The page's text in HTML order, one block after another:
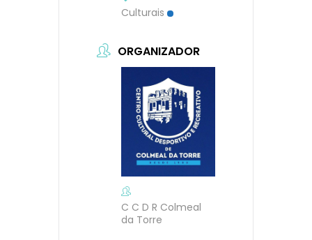
Culturais
ORGANIZADOR
C C D R Colmeal
da Torre